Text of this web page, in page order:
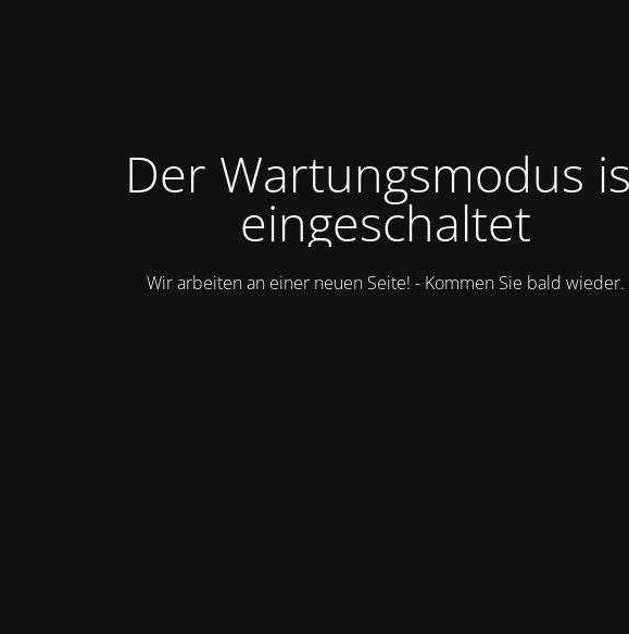
Der Wartungsmodus
eingeschaltet
Wir arbeiten an einer neuen Seite! - Kommen Sie bald wieder.